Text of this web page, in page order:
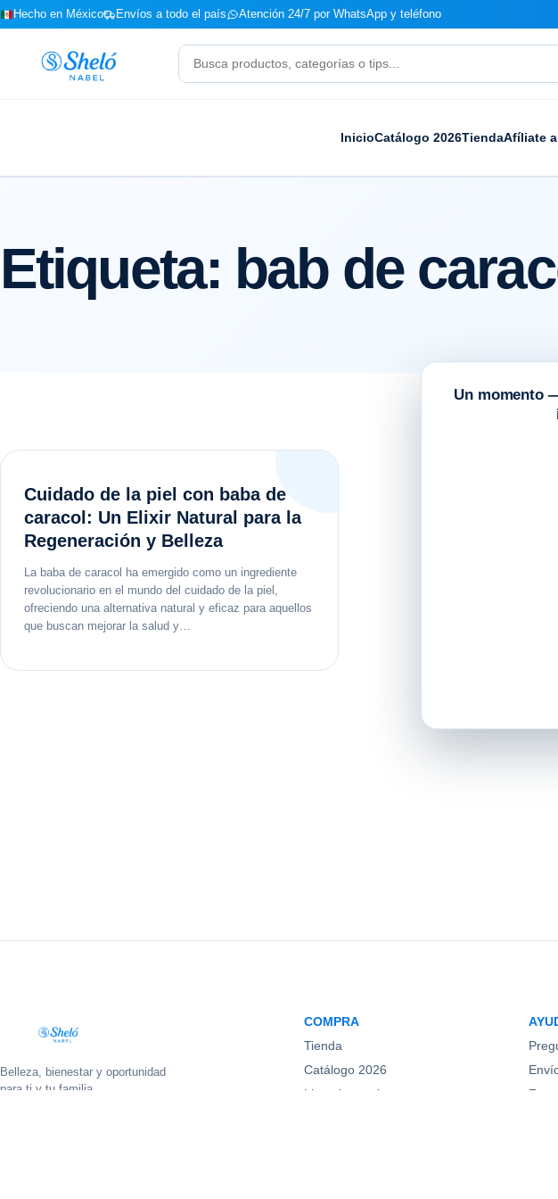
Hecho en México Envíos a todo el país Atención 24/7 por WhatsApp y teléfono
Buscar
productos
Inicio Tienda
Catálogo 2026 Afíliate
Etiqueta: bab de
Cuidado de la piel con baba de
caracol: Un Elixir Natural para la
Regeneración y Belleza
La baba de caracol ha emergido como un ingrediente
revolucionario en el mundo del cuidado de la piel,
ofreciendo una alternativa natural y eficaz para aquellos
que buscan mejorar la salud y…
Belleza, bienestar y oportunidad
para ti y tu familia.
COMPRA
Tienda
Catálogo 2026
Lista de precios
Un momento